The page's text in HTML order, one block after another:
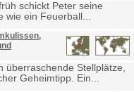
schickt Peter seine
wie ein Feuerball...
überraschende Stellplätze,
Geheimtipp. Ein...